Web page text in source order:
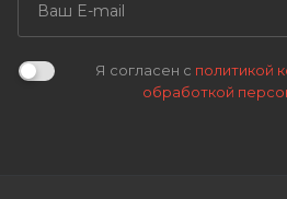
Я согласен с политикой
обработкой